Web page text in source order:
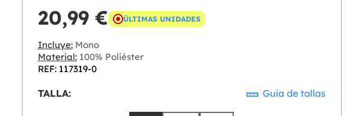
20,99 € ÚLTIMAS UNIDADES
Incluye:Mono
Material:100% Poliéster
REF: 117319-0
TALLA: Guía de tallas